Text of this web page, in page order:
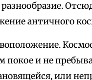
античного
покое и не
или